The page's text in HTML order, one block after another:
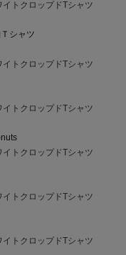
トクロップドTシャツ
シャツ
トクロップドTシャツ
トクロップドTシャツ
トクロップドTシャツ
トクロップドTシャツ
トクロップドTシャツ